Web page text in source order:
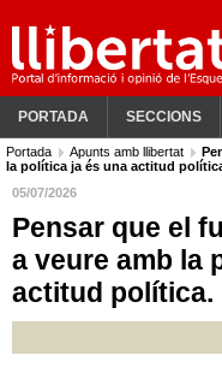
PORTADA SECCIONS
Portada Apunts amb llibertat
la política ja és una actitud
05/07/2026
Pensar que el
a veure amb la
actitud política.